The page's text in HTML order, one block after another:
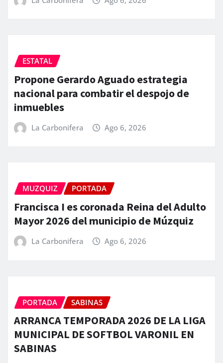
ESTATAL
Propone Gerardo Aguado estrategia
nacional para combatir el despojo de
inmuebles
La Carbonifera Ago 6, 2026
MUZQUIZ PORTADA
Francisca I es coronada Reina del Adulto
Mayor 2026 del municipio de Múzquiz
La Carbonifera Ago 6, 2026
PORTADA SABINAS
ARRANCA TEMPORADA 2026 DE LA LIGA
MUNICIPAL DE SOFTBOL VARONIL EN
SABINAS